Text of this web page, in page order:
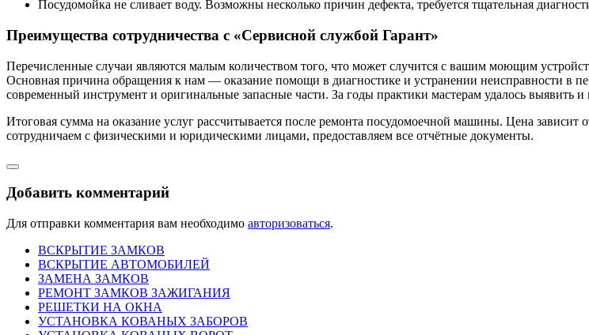
Посудомойка не сливает воду. Возможны несколько причин дефекта, требуется тщательная
Преимущества сотрудничества с «Сервисной службой Гарант»
Перечисленные случаи являются малым количеством того, что может случится с вашим моющим
Основная причина обращения к нам — оказание помощи в диагностике и устранении неисправности в
современный инструмент и оригинальные запасные части. За годы практики мастерам удалось выявить
Итоговая сумма на оказание услуг рассчитывается после ремонта посудомоечной машины. Цена
сотрудничаем с физическими и юридическими лицами, предоставляем все отчётные документы.
Добавить комментарий
Для отправки комментария вам необходимо авторизоваться.
ВСКРЫТИЕ ЗАМКОВ
ВСКРЫТИЕ АВТОМОБИЛЕЙ
ЗАМЕНА ЗАМКОВ
РЕМОНТ ЗАМКОВ ЗАЖИГАНИЯ
РЕШЕТКИ НА ОКНА
УСТАНОВКА КОВАНЫХ ЗАБОРОВ